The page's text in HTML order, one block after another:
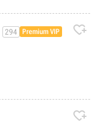
294 Premium VIP 
